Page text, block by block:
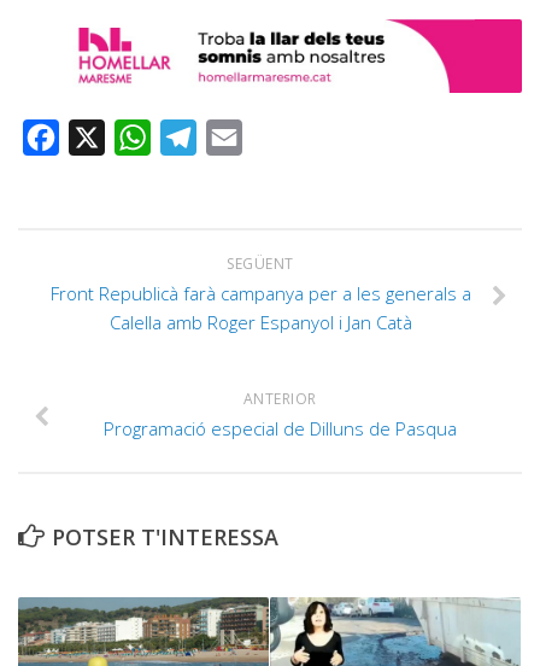
Facebook WhatsAppTelegram
SEGÜENT
Front Republicà farà campanya per a les generals a
Calella amb Roger Espanyol i Jan Catà
ANTERIOR
Programació especial de Dilluns de Pasqua
POTSER T'INTERESSA